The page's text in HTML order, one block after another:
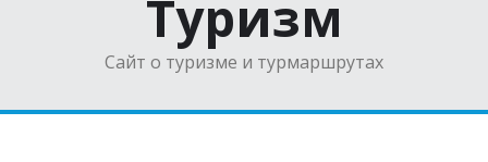
Туризм
Сайт о туризме и турмаршрутах